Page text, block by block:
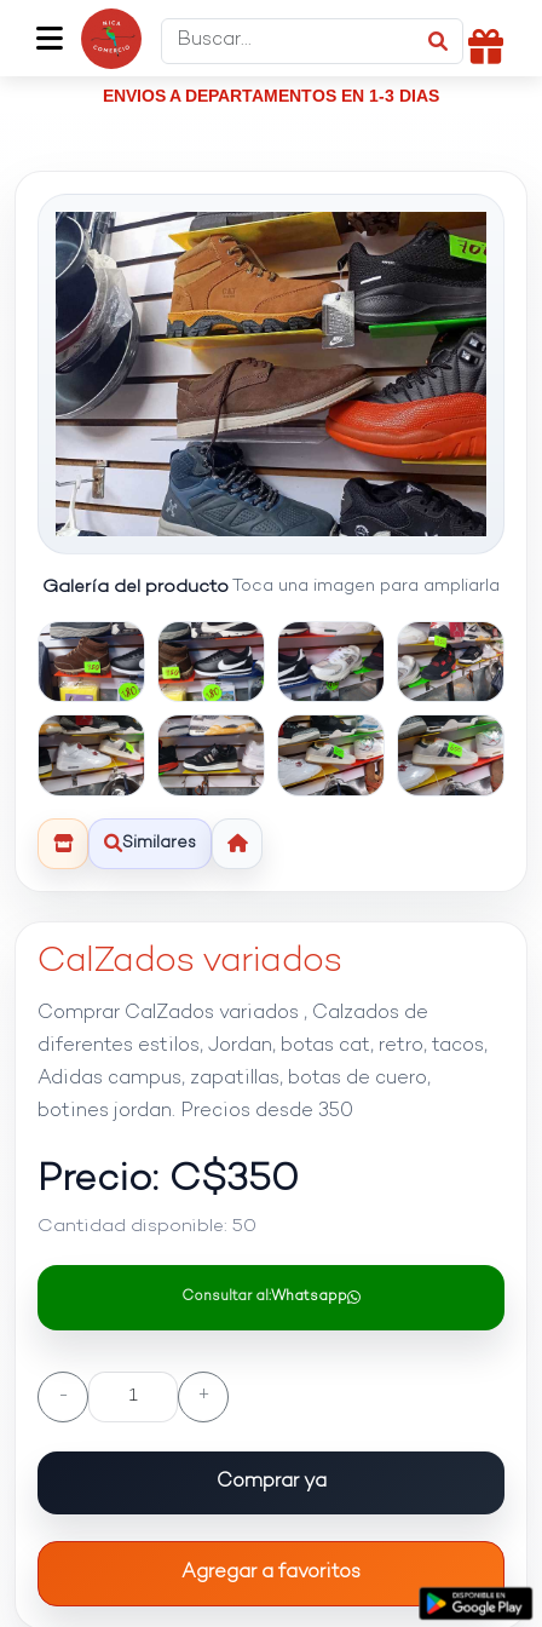
ENVIOS A DEPARTAMENTOS EN 1-3 DIAS
Galería del producto Toca una imagen para ampliarla
Similares
CalZados variados
Comprar CalZados variados , Calzados de
diferentes estilos, Jordan, botas cat, retro, tacos,
Adidas campus, zapatillas, botas de cuero,
botines jordan. Precios desde 350
Precio: C$350
Cantidad disponible: 50
Consultar al:Whatsapp
- +
Comprar ya
Agregar a favoritos